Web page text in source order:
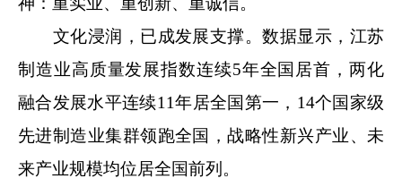
文化浸润，已成发展支撑。数据显示，江苏
制造业高质量发展指数连续5年全国居首，两化
融合发展水平连续11年居全国第一，14个国家级
先进制造业集群领跑全国，战略性新兴产业、未
来产业规模均位居全国前列。